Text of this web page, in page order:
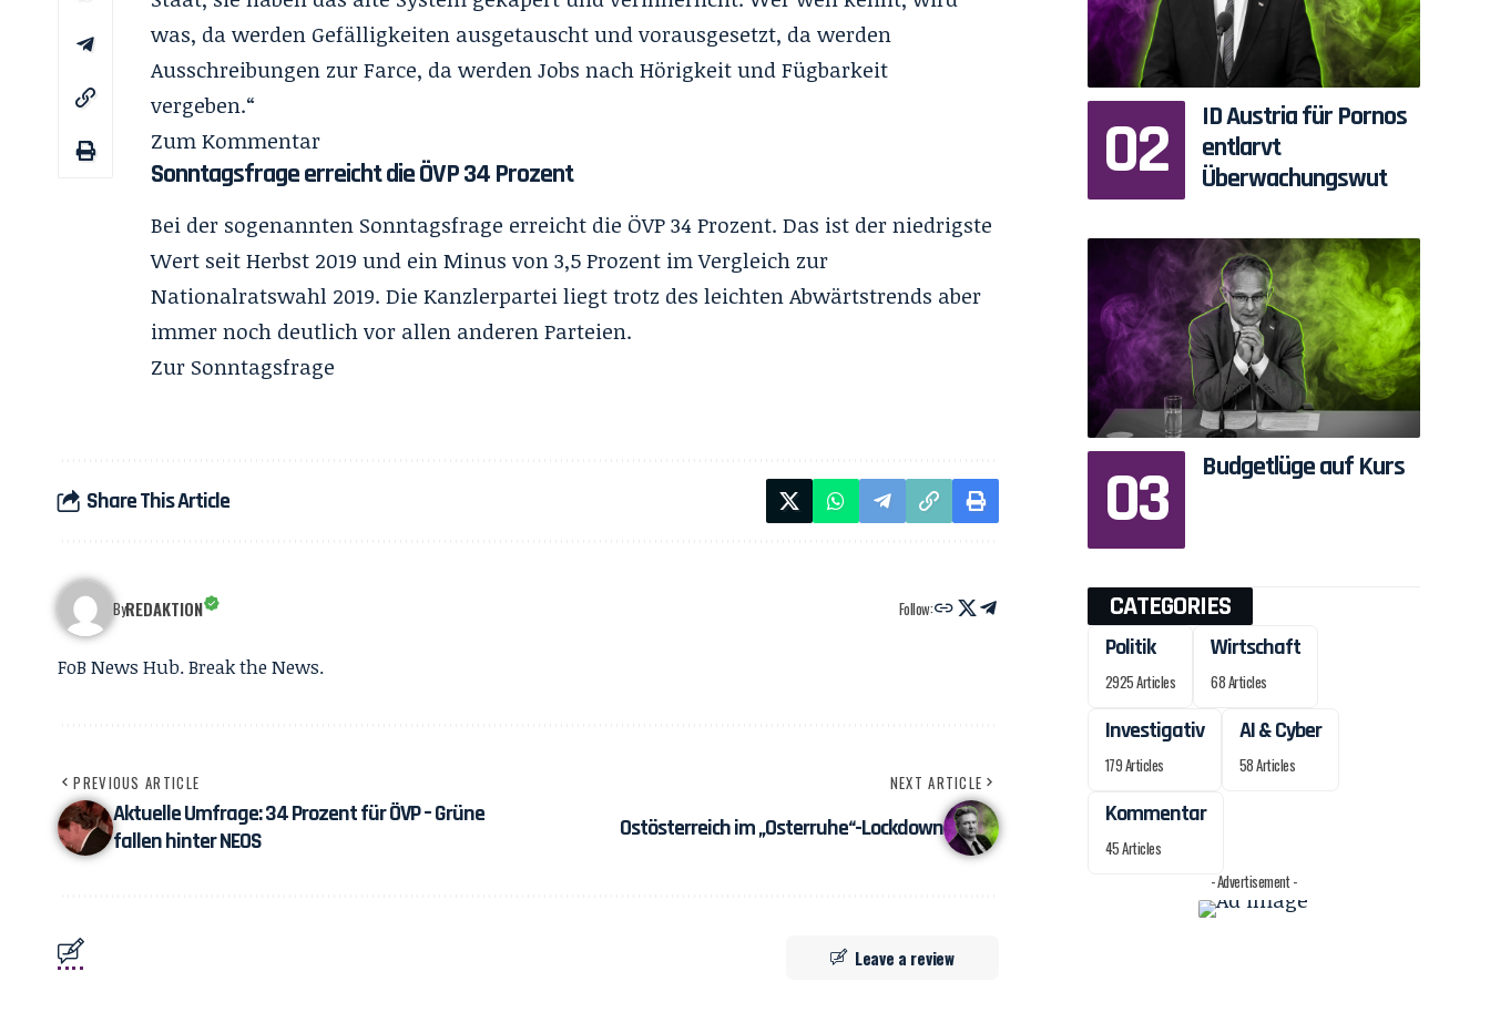
was, da werden Gefälligkeiten ausgetauscht und vorausgesetzt, da werden
Ausschreibungen zur Farce, da werden Jobs nach Hörigkeit und Fügbarkeit
vergeben.“
Zum Kommentar
Sonntagsfrage erreicht die ÖVP 34 Prozent
Bei der sogenannten Sonntagsfrage erreicht die ÖVP 34 Prozent. Das ist der niedrigste
Wert seit Herbst 2019 und ein Minus von 3,5 Prozent im Vergleich zur
Nationalratswahl 2019. Die Kanzlerpartei liegt trotz des leichten Abwärtstrends aber
immer noch deutlich vor allen anderen Parteien.
Zur Sonntagsfrage
Share This Article
ByREDAKTION Follow:
FoB News Hub. Break the News.
PREVIOUS ARTICLE
Aktuelle Umfrage: 34 Prozent für ÖVP – Grüne
fallen hinter NEOS
NEXT ARTICLE
Ostösterreich im „Osterruhe“-Lockdown
Leave a review
ID Austria für Pornos
entlarvt
Überwachungswut
Budgetlüge auf Kurs
CATEGORIES
Politik
2925 Articles
Wirtschaft
68 Articles
Investigativ
179 Articles
AI & Cyber
58 Articles
Kommentar
45 Articles
- Advertisement -